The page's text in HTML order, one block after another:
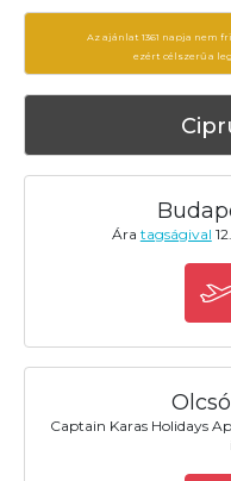
Az ajánlat 1361 napja nem
ezért célszerű a
Ára tagságival
Captain Karas Holidays